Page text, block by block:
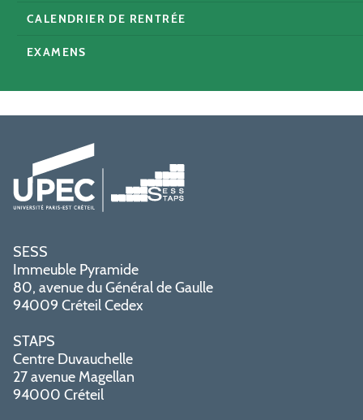
CALENDRIER DE RENTRÉE
EXAMENS
SESS
Immeuble Pyramide
80, avenue du Général de Gaulle
94009 Créteil Cedex
STAPS
Centre Duvauchelle
27 avenue Magellan
94000 Créteil